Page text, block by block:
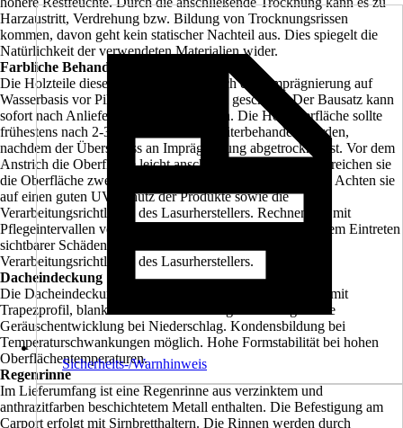
Harzaustritt, Verdrehung bzw. Bildung von Trocknungsrissen
kommen, davon geht kein statischer Nachteil aus. Dies spiegelt die
Natürlichkeit der verwendeten Materialien wider.
Farbliche Behandlung
Die Holzteile dieses Bausatzes sind durch eine Imprägnierung auf
Wasserbasis vor Pilz- und Insektenbefall geschützt. Der Bausatz kann
sofort nach Anlieferung montiert werden. Die Holzoberfläche sollte
frühestens nach 2-3 Sonnenmonaten weiterbehandelt werden,
nachdem der Überschuss an Imprägnierung abgetrocknet ist. Vor dem
Anstrich die Oberfläche leicht anschleifen und reinigen. Streichen sie
die Oberfläche zweimal mit hochwertiger Holzschutzlasur. Achten sie
auf einen guten UV-Schutz der Produkte sowie die
Verarbeitungsrichtlinien des Lasurherstellers. Rechnen Sie mit
Pflegeintervallen von ca. 4-5 Jahren, spätestens aber vor dem Eintreten
sichtbarer Schäden. Beachten Sie dazu auch die
Verarbeitungsrichtlinien des Lasurherstellers.
Dacheindeckung
Die Dacheindeckung besteht aus Aluminium-Dachplatten mit
Trapezprofil, blank. Bruchsicher und hagelbeständig. Hohe
Geräuschentwicklung bei Niederschlag. Kondensbildung bei
Temperaturschwankungen möglich. Hohe Formstabilität bei hohen
Oberflächentemperaturen.
Regenrinne
Im Lieferumfang ist eine Regenrinne aus verzinktem und
anthrazitfarben beschichtetem Metall enthalten. Die Befestigung am
Carport erfolgt mit Sirnbretthaltern. Die Rinnen werden durch
Sicherheits-/Warnhinweis